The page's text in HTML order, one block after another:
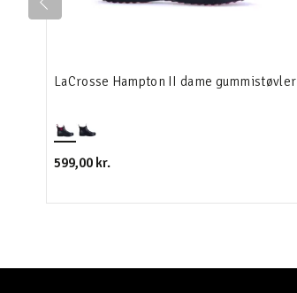
LaCrosse Hampton II dame gummistøvler
599,00 kr.